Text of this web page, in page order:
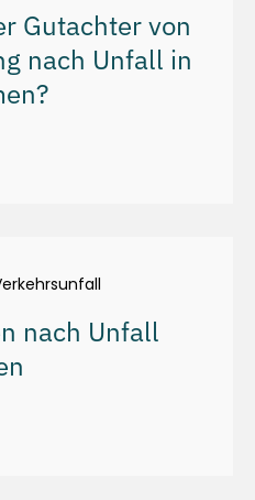
Gutachter von
nach Unfall in
nach Unfall